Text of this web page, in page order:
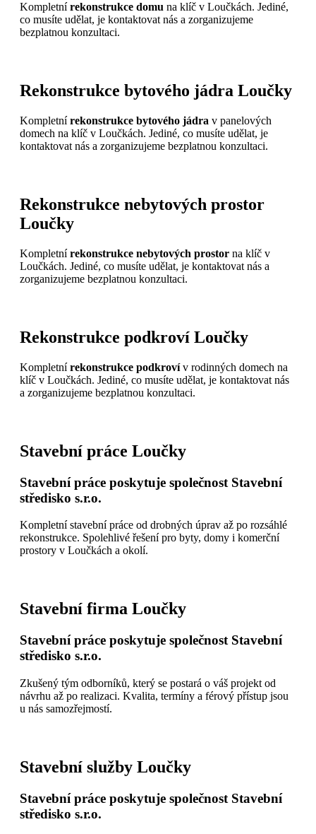
Kompletnírekonstrukce domu na klíč v Loučkách. Jediné,
co musíte udělat, je kontaktovat nás a zorganizujeme
bezplatnou konzultaci.
Rekonstrukce bytového jádra Loučky
Kompletnírekonstrukce bytového jádra v panelových
domech na klíč v Loučkách. Jediné, co musíte udělat, je
kontaktovat nás a zorganizujeme bezplatnou konzultaci.
Rekonstrukce nebytových prostor
Loučky
Kompletnírekonstrukce nebytových prostor na klíč v
Loučkách. Jediné, co musíte udělat, je kontaktovat nás a
zorganizujeme bezplatnou konzultaci.
Rekonstrukce podkroví Loučky
Kompletnírekonstrukce podkrovív rodinných domech na
klíč v Loučkách. Jediné, co musíte udělat, je kontaktovat nás
a zorganizujeme bezplatnou konzultaci.
Stavební práce Loučky
Stavební práce poskytuje společnost Stavební
středisko s.r.o.
Kompletní stavební práce od drobných úprav až po rozsáhlé
rekonstrukce. Spolehlivé řešení pro byty, domy i komerční
prostory v Loučkách a okolí.
Stavební firma Loučky
Stavební práce poskytuje společnost Stavební
středisko s.r.o.
Zkušený tým odborníků, který se postará o váš projekt od
návrhu až po realizaci. Kvalita, termíny a férový přístup jsou
u nás samozřejmostí.
Stavební služby Loučky
Stavební práce poskytuje společnost Stavební
středisko s.r.o.